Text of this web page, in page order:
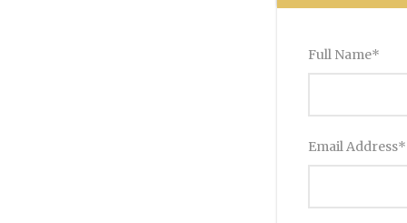
Full Name*
Email Address*